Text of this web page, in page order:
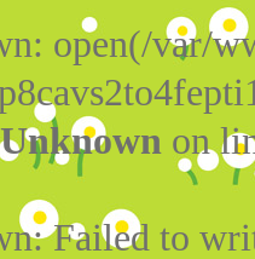
open(/var/
Unknown on
Failed to